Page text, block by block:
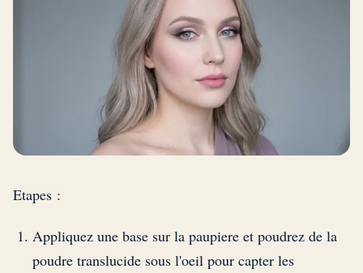
Etapes :
Appliquez une base sur la paupiere et poudrez de la
poudre translucide sous l'oeil pour capter les